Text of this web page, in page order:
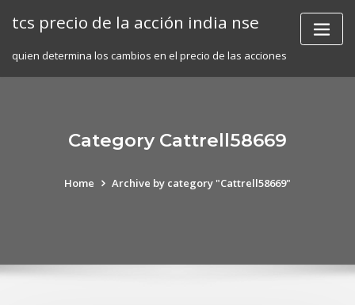
tcs precio de la acción india nse
quien determina los cambios en el precio de las acciones
Category Cattrell58669
Home Archive by category "Cattrell58669"